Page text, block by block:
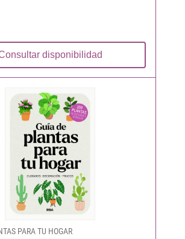
disponibilidad
PARA TU HOGAR